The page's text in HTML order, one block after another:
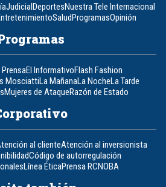
JudicialDeportesNuestra Tele Internacional
SaludProgramasOpinión
El InformativoFlash Fashion
MosciattiLa MañanaLa NocheLa Tarde
Mujeres de AtaqueRazón de Estado
al clienteAtención al inversionista
Código de autorregulación
Línea ÉticaPrensa RCNOBA